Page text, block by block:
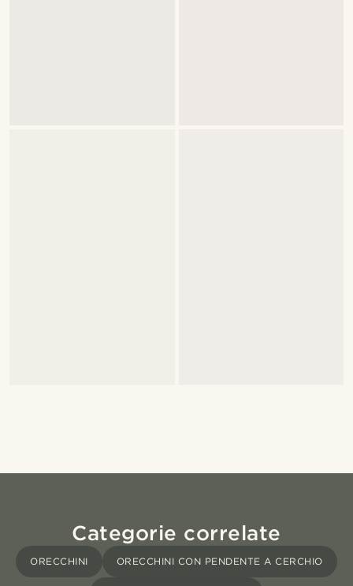
Categorie correlate
ORECCHINI ORECCHINI CON PENDENTE A CERCHIO